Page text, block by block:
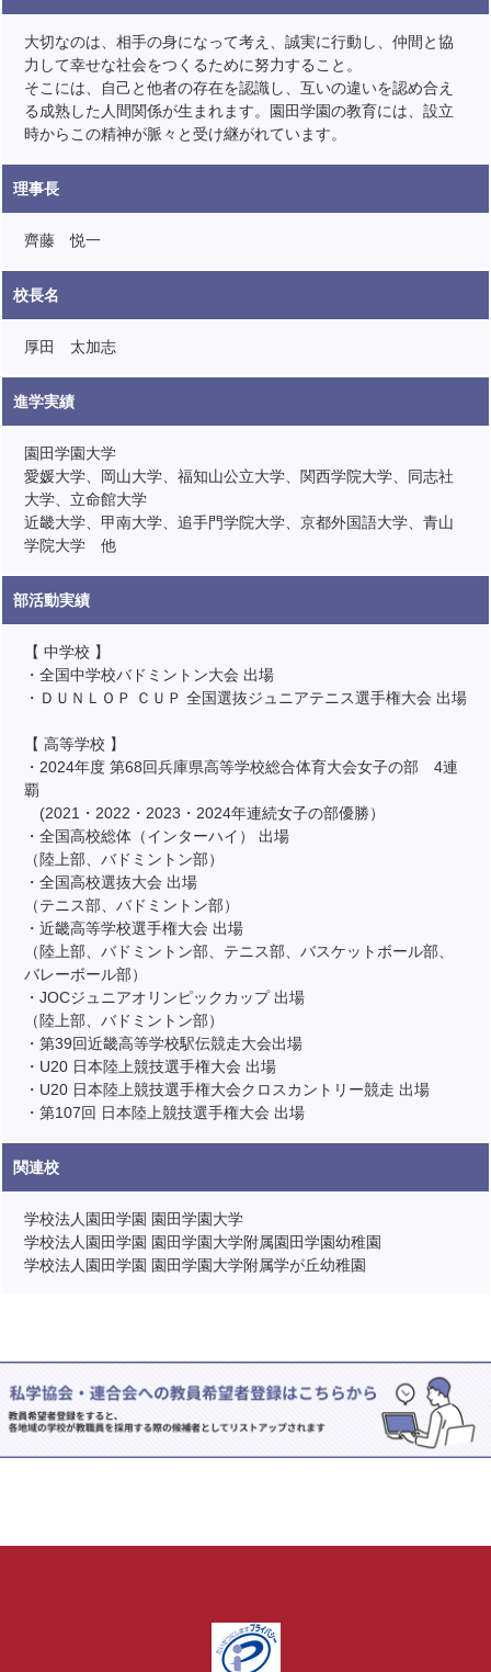
大切なのは、相手の身になって考え、誠実に行動し、仲間と協
力して幸せな社会をつくるために努力すること。
そこには、自己と他者の存在を認識し、互いの違いを認め合え
る成熟した人間関係が生まれます。園田学園の教育には、設立
時からこの精神が脈々と受け継がれています。
理事長
齊藤 悦一
校長名
厚田 太加志
進学実績
園田学園大学
愛媛大学、岡山大学、福知山公立大学、関西学院大学、同志社
大学、立命館大学
近畿大学、甲南大学、追手門学院大学、京都外国語大学、青山
学院大学 他
部活動実績
【 中学校 】
・全国中学校バドミントン大会 出場
・ＤＵＮＬＯＰ ＣＵＰ 全国選抜ジュニアテニス選手権大会 出場
【 高等学校 】
・2024年度 第68回兵庫県高等学校総合体育大会女子の部 4連
覇
(2021・2022・2023・2024年連続女子の部優勝）
・全国高校総体（インターハイ） 出場
（陸上部、バドミントン部）
・全国高校選抜大会 出場
（テニス部、バドミントン部）
・近畿高等学校選手権大会 出場
（陸上部、バドミントン部、テニス部、バスケットボール部、
バレーボール部）
・JOCジュニアオリンピックカップ 出場
（陸上部、バドミントン部）
・第39回近畿高等学校駅伝競走大会出場
・U20 日本陸上競技選手権大会 出場
・U20 日本陸上競技選手権大会クロスカントリー競走 出場
・第107回 日本陸上競技選手権大会 出場
関連校
学校法人園田学園 園田学園大学
学校法人園田学園 園田学園大学附属園田学園幼稚園
学校法人園田学園 園田学園大学附属学が丘幼稚園